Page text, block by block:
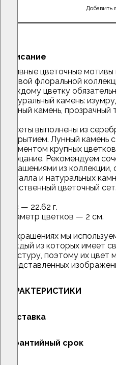
Добавить
Описание
Наивные цветочные
первой флоральной
Каждому цветку
натуральный камень:
лунный камень, прозрачный
Пусеты выполнены из
покрытием. Лунный камень
элементом крупных
мерцание. Рекомендуем
украшениями из
металла и натуральных
собственный цветочный сет.
Вес — 22.62 г.
Диаметр цветков — 2 см.
В украшениях мы
каждый из которых имеет
текстуру, поэтому их цвет
представленных
ХАРАКТЕРИСТИКИ
Доставка
Гарантийный срок